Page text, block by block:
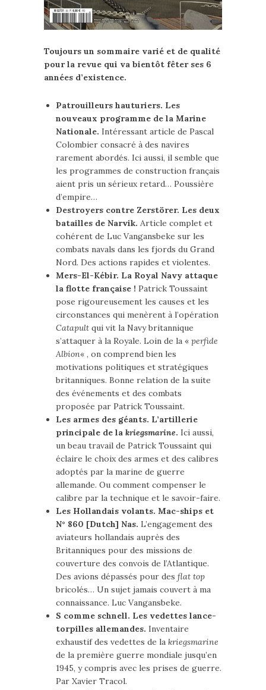
Toujours un sommaire varié et de qualité
pour la revue qui va bientôt fêter ses 6
années d’existence.
Patrouilleurs hauturiers. Les
nouveaux programme de la Marine
Nationale. Intéressant article de Pascal
Colombier consacré à des navires
rarement abordés. Ici aussi, il semble que
les programmes de construction français
aient pris un sérieux retard… Poussière
d’empire…
Destroyers contre Zerstörer. Les deux
batailles de Narvik. Article complet et
cohérent de Luc Vangansbeke sur les
combats navals dans les fjords du Grand
Nord. Des actions rapides et violentes.
Mers-El-Kébir. La Royal Navy attaque
la flotte française ! Patrick Toussaint
pose rigoureusement les causes et les
circonstances qui menèrent à l’opération
Catapult qui vit la Navy britannique
s’attaquer à la Royale. Loin de la « perfide
Albion« , on comprend bien les
motivations politiques et stratégiques
britanniques. Bonne relation de la suite
des événements et des combats
proposée par Patrick Toussaint.
Les armes des géants. L’artillerie
principale de la kriegsmarine. Ici aussi,
un beau travail de Patrick Toussaint qui
éclaire le choix des armes et des calibres
adoptés par la marine de guerre
allemande. Ou comment compenser le
calibre par la technique et le savoir-faire.
Les Hollandais volants. Mac-ships et
N° 860 [Dutch] Nas. L’engagement des
aviateurs hollandais auprès des
Britanniques pour des missions de
couverture des convois de l’Atlantique.
Des avions dépassés pour des flat top
bricolés… Un sujet jamais couvert à ma
connaissance. Luc Vangansbeke.
S comme schnell. Les vedettes lance-
torpilles allemandes. Inventaire
exhaustif des vedettes de la kriegsmarine
de la première guerre mondiale jusqu’en
1945, y compris avec les prises de guerre.
Par Xavier Tracol.